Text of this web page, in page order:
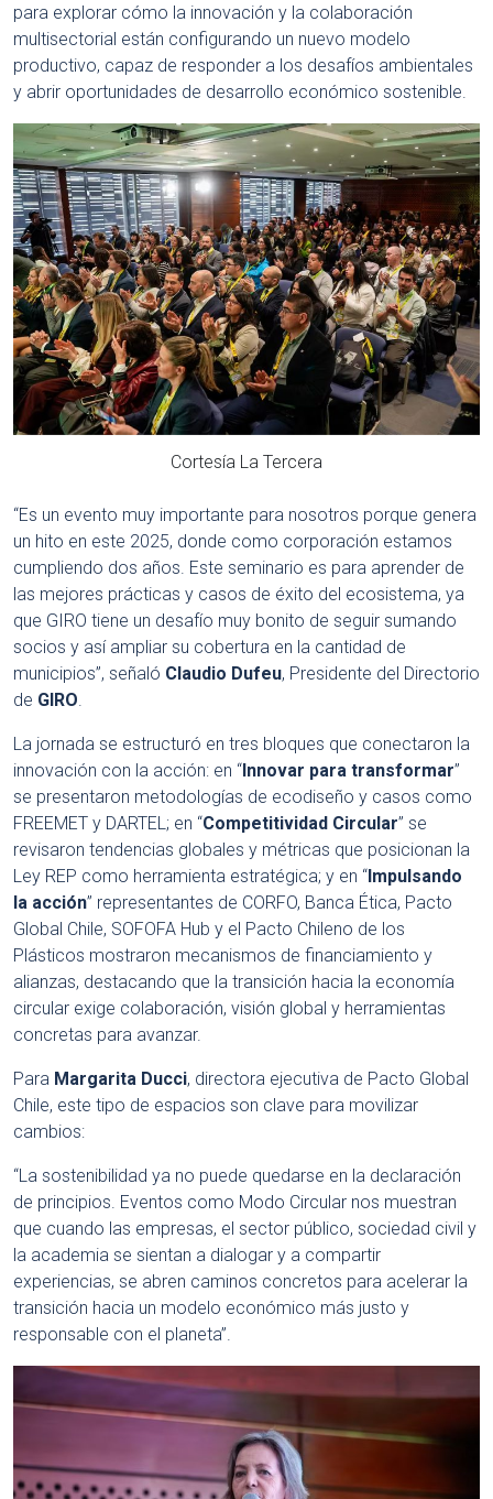
para explorar cómo la innovación y la colaboración
multisectorial están configurando un nuevo modelo
productivo, capaz de responder a los desafíos ambientales
y abrir oportunidades de desarrollo económico sostenible.
Cortesía La Tercera
“Es un evento muy importante para nosotros porque genera
un hito en este 2025, donde como corporación estamos
cumpliendo dos años. Este seminario es para aprender de
las mejores prácticas y casos de éxito del ecosistema, ya
que GIRO tiene un desafío muy bonito de seguir sumando
socios y así ampliar su cobertura en la cantidad de
municipios”, señaló Claudio Dufeu, Presidente del Directorio
de GIRO
La jornada se estructuró en tres bloques que conectaron la
innovación con la acción: en “Innovar para transformar”
se presentaron metodologías de ecodiseño y casos como
FREEMET y DARTEL; en “Competitividad Circular” se
revisaron tendencias globales y métricas que posicionan la
Ley REP como herramienta estratégica; y en “Impulsando
la acción” representantes de CORFO, Banca Ética, Pacto
Global Chile, SOFOFA Hub y el Pacto Chileno de los
Plásticos mostraron mecanismos de financiamiento y
alianzas, destacando que la transición hacia la economía
circular exige colaboración, visión global y herramientas
concretas para avanzar.
Para Margarita Ducci, directora ejecutiva de Pacto Global
Chile, este tipo de espacios son clave para movilizar
cambios:
“La sostenibilidad ya no puede quedarse en la declaración
de principios. Eventos como Modo Circular nos muestran
que cuando las empresas, el sector público, sociedad civil y
la academia se sientan a dialogar y a compartir
experiencias, se abren caminos concretos para acelerar la
transición hacia un modelo económico más justo y
responsable con el planeta”.